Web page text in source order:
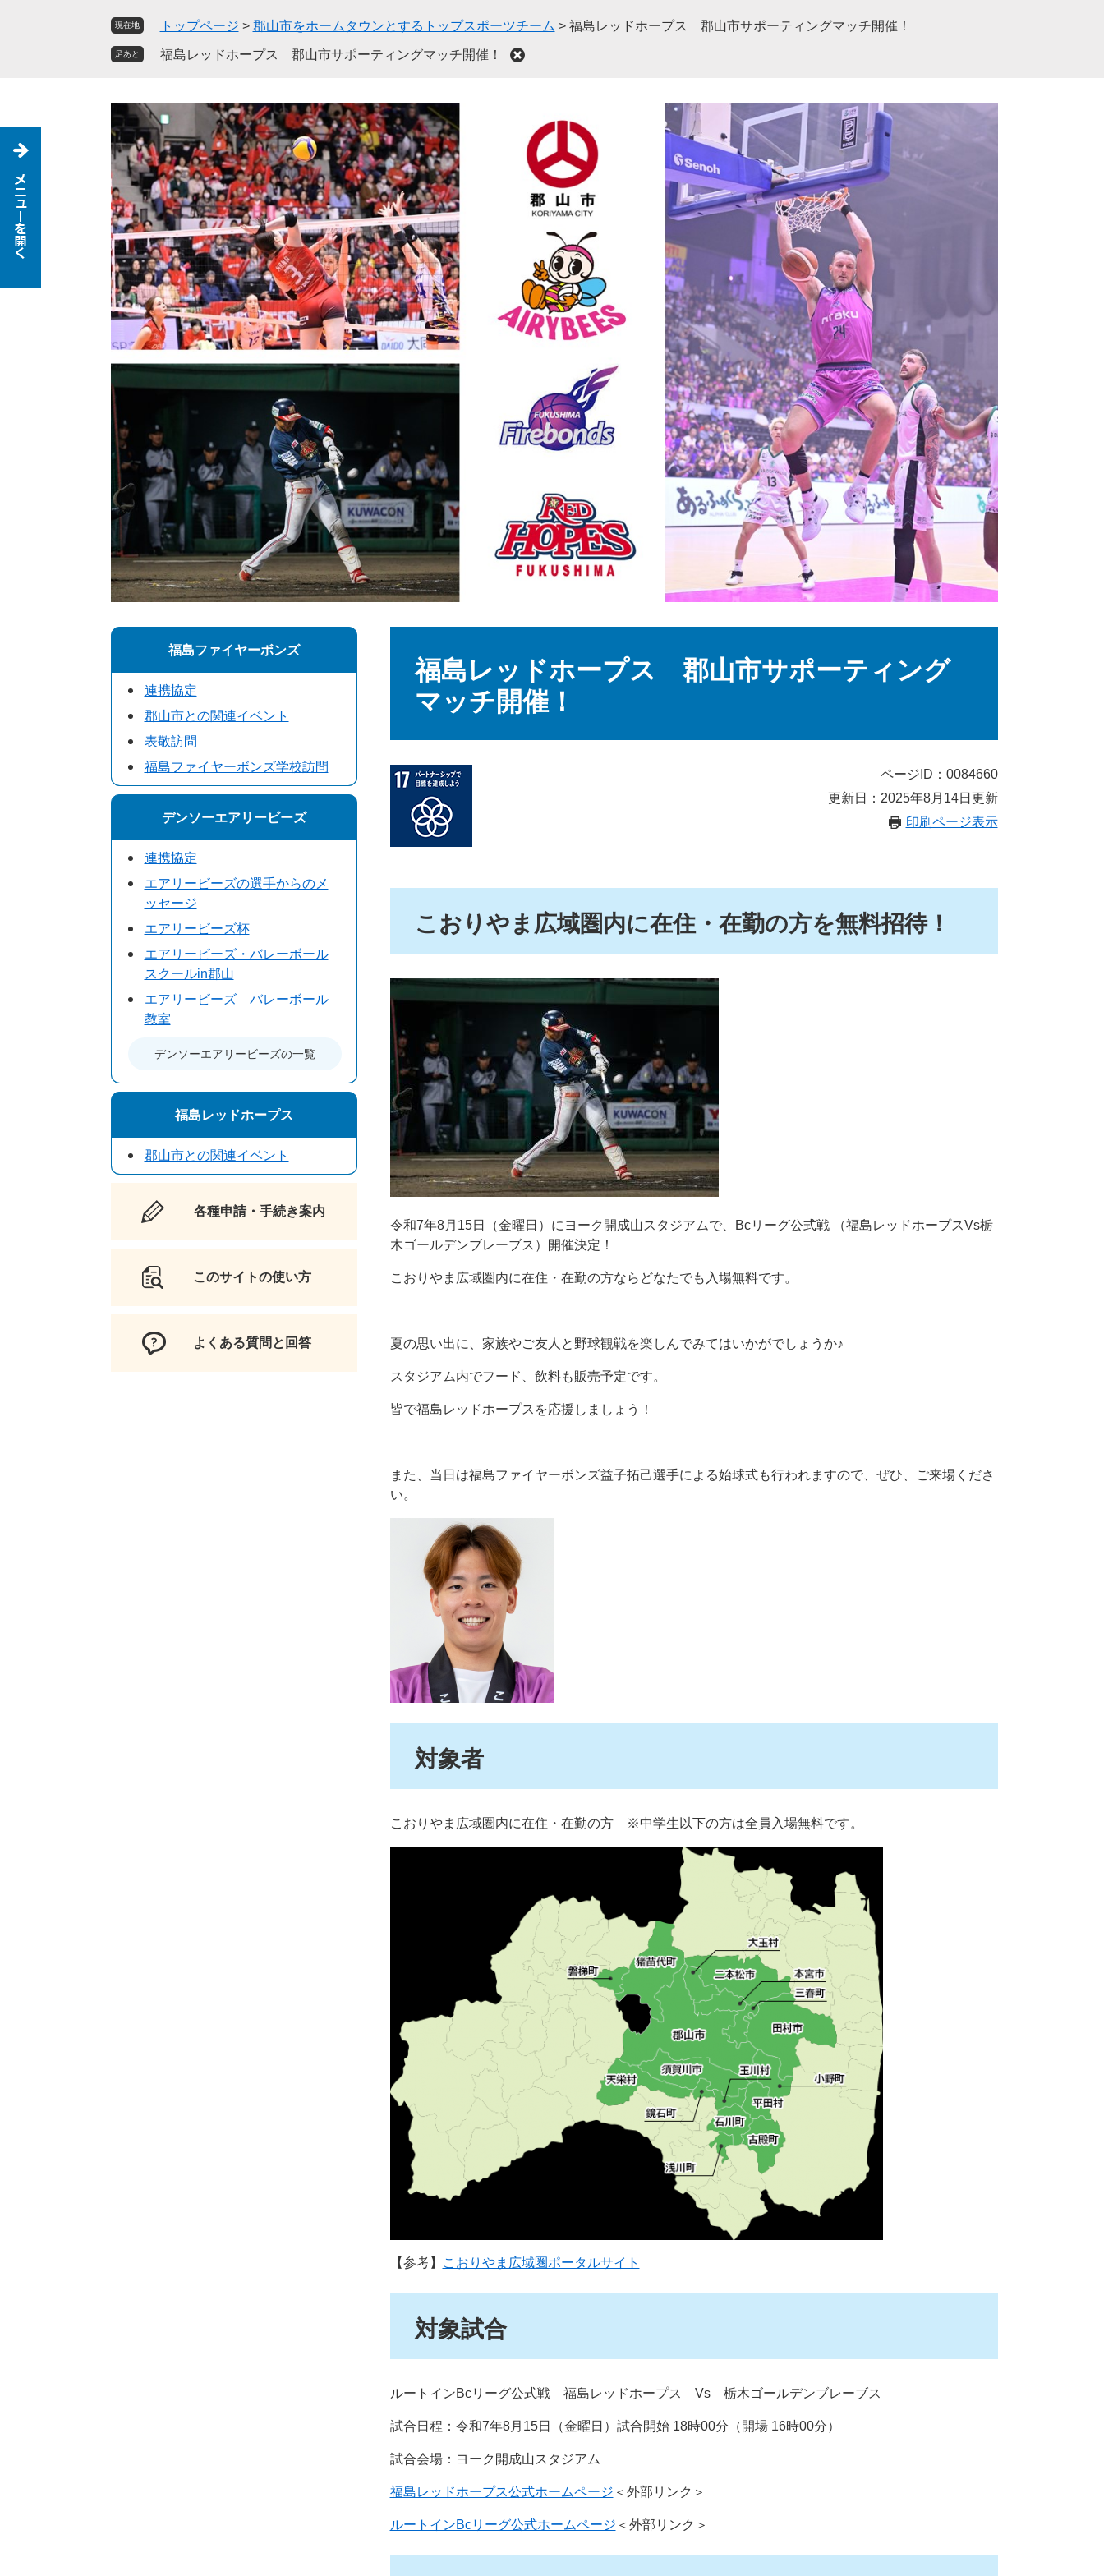
で
ば
現在地 トップページ > 郡山市をホームタウンとするトップスポーツチーム > 福島レッドホープス 郡山市サポーティングマッチ開催！
足あと 福島レッドホープス 郡山市サポーティングマッチ開催！
福島レッドホープス 郡山市サポーティング
マッチ開催！
ページID：0084660
更新日：2025年8月14日更新
印刷ページ表示
こおりやま広域圏内に在住・在勤の方を無料招待！
令和7年8月15日（金曜日）にヨーク開成山スタジアムで、Bcリーグ公式戦 （福島レッドホープスVs栃
木ゴールデンブレーブス）開催決定！
こおりやま広域圏内に在住・在勤の方ならどなたでも入場無料です。
夏の思い出に、家族やご友人と野球観戦を楽しんでみてはいかがでしょうか♪
スタジアム内でフード、飲料も販売予定です。
皆で福島レッドホープスを応援しましょう！
また、当日は福島ファイヤーボンズ益子拓己選手による始球式も行われますので、ぜひ、ご来場くださ
い。
対象者
こおりやま広域圏内に在住・在勤の方 ※中学生以下の方は全員入場無料です。
【参考】 こおりやま広域圏ポータルサイト
対象試合
ルートインBcリーグ公式戦 福島レッドホープス Vs 栃木ゴールデンブレーブス
試合日程：令和7年8月15日（金曜日）試合開始 18時00分（開場 16時00分）
試合会場：ヨーク開成山スタジアム
福島レッドホープス公式ホームページ ＜外部リンク＞
ルートインBcリーグ公式ホームページ ＜外部リンク＞
福島ファイヤーボンズ
連携協定
郡山市との関連イベント
表敬訪問
福島ファイヤーボンズ学校訪問
デンソーエアリービーズ
連携協定
エアリービーズの選手からのメ
ッセージ
エアリービーズ杯
エアリービーズ・バレーボール
スクールin郡山
エアリービーズ バレーボール
教室
デンソーエアリービーズの一覧
福島レッドホープス
郡山市との関連イベント
各種申請・手続き案内
このサイトの使い方
よくある質問と回答